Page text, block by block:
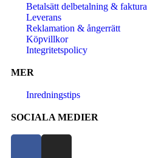
Betalsätt delbetalning & faktura
Leverans
Reklamation & ångerrätt
Köpvillkor
Integritetspolicy
MER
Inredningstips
SOCIALA MEDIER